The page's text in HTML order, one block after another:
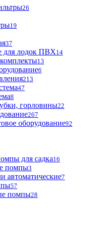
26
19
37
для лодок ПВХ14
13
6
213
47
8
горловины22
267
оборудование92
для садка16
помпы3
автоматические7
57
помпы28